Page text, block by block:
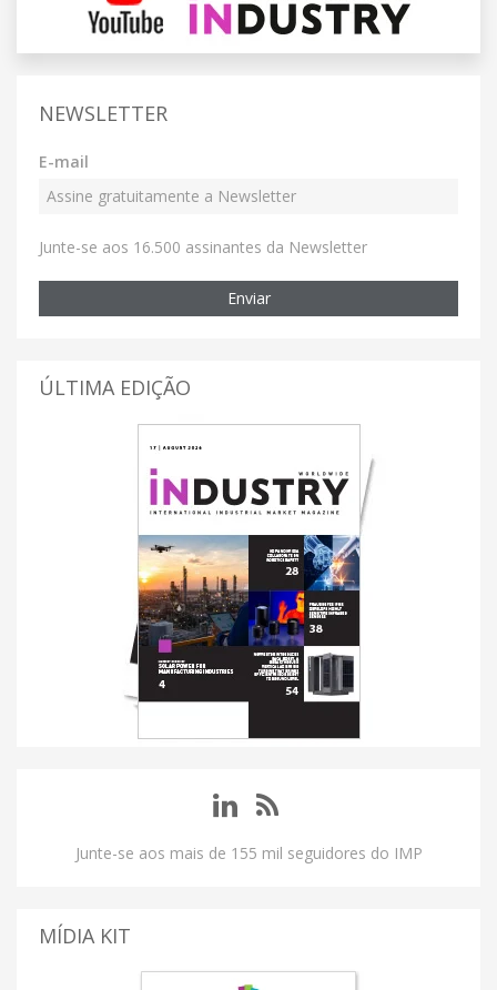
NEWSLETTER
E-mail
Junte-se aos 16.500 assinantes da Newsletter
Enviar
ÚLTIMA EDIÇÃO
Junte-se aos mais de 155 mil seguidores do IMP
MÍDIA KIT